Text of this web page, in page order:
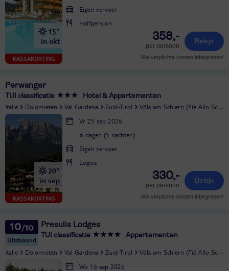
KASSAKORTING
15°
in okt
Eigen vervoer
Halfpension
358,-
per persoon
Bekijk
Alle verplichte kosten inbegrepen!
Perwanger
TUI classificatie Hotel & Appartementen
Italië Dolomieten Val Gardena Zuid-Tirol Völs am Schlern (Fiè Allo Sciliar)
KASSAKORTING
20°
in sep
Vr 25 sep 2026
6 dagen (5 nachten)
Eigen vervoer
Logies
330,-
per persoon
Bekijk
Alle verplichte kosten inbegrepen!
10
Uitstekend
Presulis Lodges
TUI classificatie Appartementen
Italië Dolomieten Val Gardena Zuid-Tirol Völs am Schlern (Fiè Allo Sciliar)
Wo 16 sep 2026